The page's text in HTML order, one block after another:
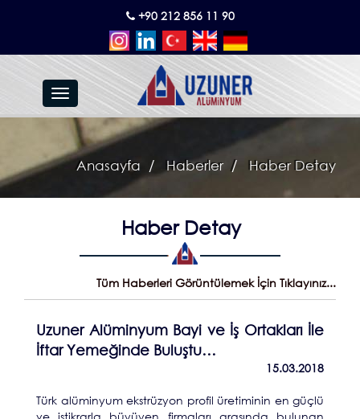
+90 212 856 11 90
Toggle
navigation
Anasayfa Haberler Haber Detay
Haber Detay
Tüm Haberleri Görüntülemek İçin Tıklayınız...
Uzuner Alüminyum Bayi ve İş Ortakları İle
İftar Yemeğinde Buluştu…
15.03.2018
Türk alüminyum ekstrüzyon profil üretiminin en güçlü